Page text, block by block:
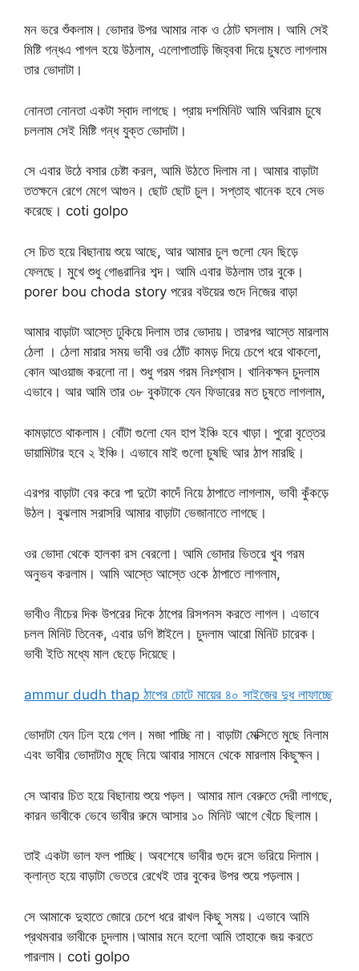
মন ভরে শুঁকলাম। ভোদার উপর আমার নাক ও ঠোট ঘসলাম। আমি সেই
মিষ্টি গন্ধএ পাগল হয়ে উঠলাম, এলোপাতাড়ি জিহ্ববা দিয়ে চুষতে লাগলাম
তার ভোদাটা।
নোনতা নোনতা একটা স্বাদ লাগছে। প্রায় দশমিনিট আমি অবিরাম চুষে
চললাম সেই মিষ্টি গন্ধ যুক্ত ভোদাটা।
সে এবার উঠে বসার চেষ্টা করল, আমি উঠতে দিলাম না। আমার বাড়াটা
ততক্ষনে রেগে মেগে আগুন। ছোট ছোট চুল। সপ্তাহ খানেক হবে সেভ
করেছে। coti golpo
সে চিত হয়ে বিছানায় শুয়ে আছে, আর আমার চুল গুলো যেন ছিড়ে
ফেলছে। মুখে শুধু গোঙরানির শব্দ। আমি এবার উঠলাম তার বুকে।
porer bou choda story পরের বউয়ের গুদে নিজের বাড়া
আমার বাড়াটা আস্তে ঢুকিয়ে দিলাম তার ভোদায়। তারপর আস্তে মারলাম
ঠেলা । ঠেলা মারার সময় ভাবী ওর ঠোঁট কামড় দিয়ে চেপে ধরে থাকলো,
কোন আওয়াজ করলো না। শুধু গরম গরম নিঃশ্বাস। খানিকক্ষন চুদলাম
এভাবে। আর আমি তার ৩৮ বুকটাকে যেন ফিডারের মত চুষতে লাগলাম,
কামড়াতে থাকলাম। বোঁটা গুলো যেন হাপ ইঞ্চি হবে খাড়া। পুরো বৃত্তের
ডায়ামিটার হবে ২ ইঞ্চি। এভাবে মাই গুলো চুষছি আর ঠাপ মারছি।
এরপর বাড়াটা বের করে পা দুটো কাদেঁ নিয়ে ঠাপাতে লাগলাম, ভাবী কুঁকড়ে
উঠল। বুঝলাম সরাসরি আমার বাড়াটা ভেজানাতে লাগছে।
ওর ভোদা থেকে হালকা রস বেরলো। আমি ভোদার ভিতরে খুব গরম
অনুভব করলাম। আমি আস্তে আস্তে ওকে ঠাপাতে লাগলাম,
ভাবীও নীচের দিক উপরের দিকে ঠাপের রিসপনস করতে লাগল। এভাবে
চলল মিনিট তিনেক, এবার ডগি ষ্টাইলে। চুদলাম আরো মিনিট চারেক।
ভাবী ইতি মধ্যে মাল ছেড়ে দিয়েছে।
ammur dudh thap ঠাপের চোটে মায়ের ৪০ সাইজের দুধ লাফাচ্ছে
ভোদাটা যেন ঢিল হয়ে গেল। মজা পাচ্ছি না। বাড়াটা মেক্সিতে মুছে নিলাম
এবং ভাবীর ভোদাটাও মুছে নিয়ে আবার সামনে থেকে মারলাম কিছুক্ষন।
সে আবার চিত হয়ে বিছানায় শুয়ে পড়ল। আমার মাল বেরুতে দেরী লাগছে,
কারন ভাবীকে ভেবে ভাবীর রুমে আসার ১০ মিনিট আগে খেঁচে ছিলাম।
তাই একটা ভাল ফল পাচ্ছি। অবশেষে ভাবীর গুদে রসে ভরিয়ে দিলাম।
ক্লান্ত হয়ে বাড়াটা ভেতরে রেখেই তার বুকের উপর শুয়ে পড়লাম।
সে আমাকে দুহাতে জোরে চেপে ধরে রাখল কিছু সময়। এভাবে আমি
প্রথমবার ভাবীকে চুদলাম।আমার মনে হলো আমি তাহাকে জয় করতে
পারলাম। coti golpo